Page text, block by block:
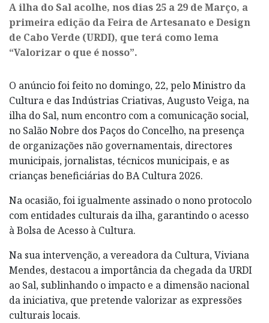
A ilha do Sal acolhe, nos dias 25 a 29 de Março, a
primeira edição da Feira de Artesanato e Design
de Cabo Verde (URDI), que terá como lema
“Valorizar o que é nosso”.
O anúncio foi feito no domingo, 22, pelo Ministro da
Cultura e das Indústrias Criativas, Augusto Veiga, na
ilha do Sal, num encontro com a comunicação social,
no Salão Nobre dos Paços do Concelho, na presença
de organizações não governamentais, directores
municipais, jornalistas, técnicos municipais, e as
crianças beneficiárias do BA Cultura 2026.
Na ocasião, foi igualmente assinado o nono protocolo
com entidades culturais da ilha, garantindo o acesso
à Bolsa de Acesso à Cultura.
Na sua intervenção, a vereadora da Cultura, Viviana
Mendes, destacou a importância da chegada da URDI
ao Sal, sublinhando o impacto e a dimensão nacional
da iniciativa, que pretende valorizar as expressões
culturais locais.